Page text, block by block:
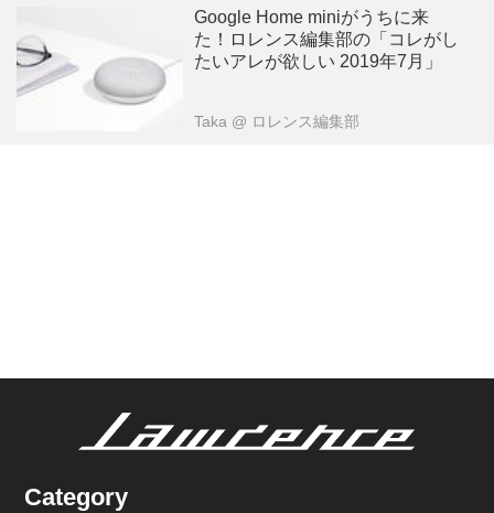
Google Home miniがうちに来
た！ロレンス編集部の「コレがし
たいアレが欲しい 2019年7月」
Taka @ ロレンス編集部
Category